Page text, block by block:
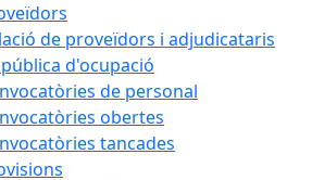
de proveïdors i adjudicataris
d'ocupació
de personal
obertes
tancades